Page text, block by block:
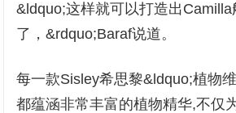
&ldquo;这样就可以打造出
了，&rdquo;Baraf说道。
每一款Sisley希思黎&ldquo;植物
都蕴涵非常丰富的植物精华,不仅